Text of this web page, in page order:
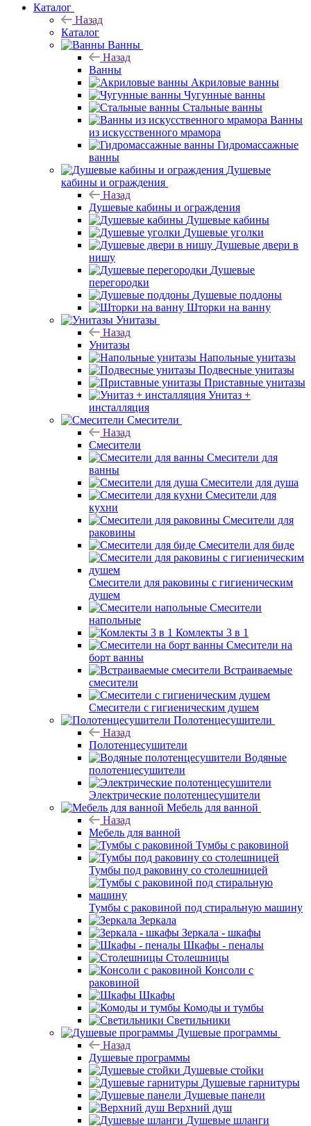
Каталог
Назад
Каталог
Ванны
Назад
Ванны
Акриловые ванны
Чугунные ванны
Стальные ванны
Ванны
из искусственного мрамора
Гидромассажные
ванны
Душевые
кабины и ограждения
Назад
Душевые кабины и ограждения
Душевые кабины
Душевые уголки
Душевые двери в
нишу
Душевые
перегородки
Душевые поддоны
Шторки на ванну
Унитазы
Назад
Унитазы
Напольные унитазы
Подвесные унитазы
Приставные унитазы
Унитаз +
инсталляция
Смесители
Назад
Смесители
Смесители для
ванны
Смесители для душа
Смесители для
кухни
Смесители для
раковины
Смесители для биде
Смесители для раковины с гигиеническим
душем
Смесители
напольные
Комлекты 3 в 1
Смесители на
борт ванны
Встраиваемые
смесители
Смесители с гигиеническим душем
Полотенцесушители
Назад
Полотенцесушители
Водяные
полотенцесушители
Электрические полотенцесушители
Мебель для ванной
Назад
Мебель для ванной
Тумбы с раковиной
Тумбы под раковину со столешницей
Тумбы с раковиной под стиральную машину
Зеркала
Зеркала - шкафы
Шкафы - пеналы
Столешницы
Консоли с
раковиной
Шкафы
Комоды и тумбы
Светильники
Душевые программы
Назад
Душевые программы
Душевые стойки
Душевые гарнитуры
Душевые панели
Верхний душ
Душевые шланги